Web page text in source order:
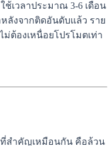
ช้เวลาประมาณ 3-6 เดือน
ลังจากติดอันดับแล้ว ราย
ต้องเหนื่อยโปรโมตเท่า
ที่สำคัญเหมือนกัน คือล้วน